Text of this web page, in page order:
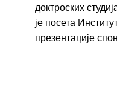
доктроских
је посета
презентације